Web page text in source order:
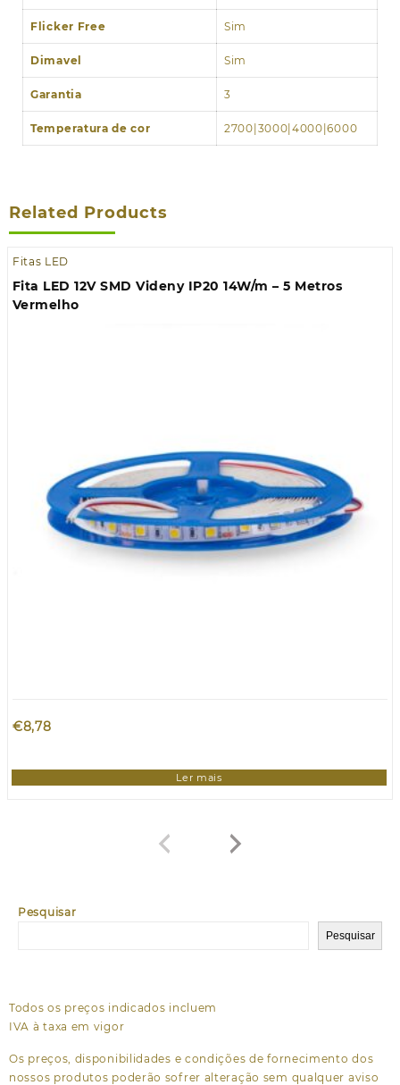
Pesquisar
Pesquisar
Flicker Free Sim
Dimavel Sim
Garantia 3
Temperatura de cor 2700|3000|4000|6000
Related Products
Fitas LED
Fita LED 12V SMD Videny IP20 14W/m – 5 Metros
Vermelho
€8,78
Ler mais
Todos os preços indicados incluem
IVA à taxa em vigor
Os preços, disponibilidades e condições de fornecimento dos
nossos produtos poderão sofrer alteração sem qualquer aviso